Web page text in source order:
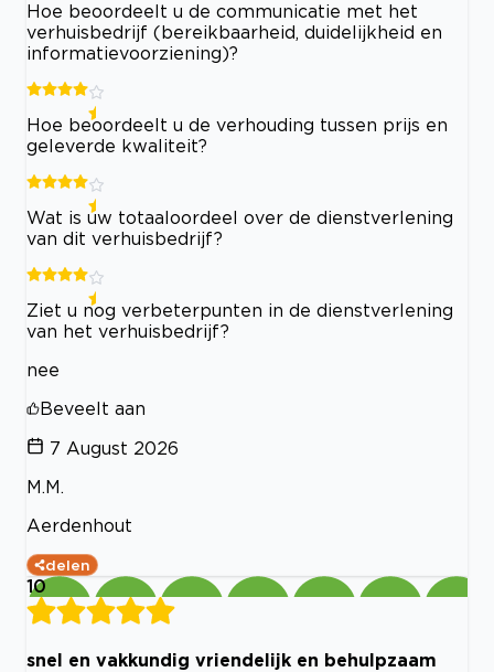
Hoe beoordeelt u de communicatie met het
verhuisbedrijf (bereikbaarheid, duidelijkheid en
informatievoorziening)?
Hoe beoordeelt u de verhouding tussen prijs en
geleverde kwaliteit?
Wat is uw totaaloordeel over de dienstverlening
van dit verhuisbedrijf?
Ziet u nog verbeterpunten in de dienstverlening
van het verhuisbedrijf?
nee
Beveelt aan
7 August 2026
M.M.
Aerdenhout
delen
10
snel en vakkundig vriendelijk en behulpzaam